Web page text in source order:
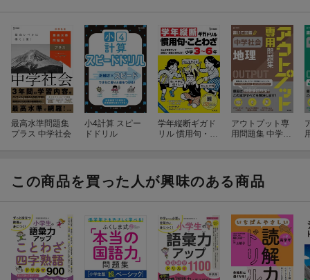
ておきたい語彙 小学3〜
6年
句・ことわざ 小学3
定価 (税込) 1,650円 1,650円
更新日：2026年04月23日
最高水準問題集
プラス 中学社会
小4計算 スピー
ドドリル
学年縦断ギガド
リル 慣用句・こ
アウトプット専
用問題集 中学社
この商品を買った人が興味のある商品